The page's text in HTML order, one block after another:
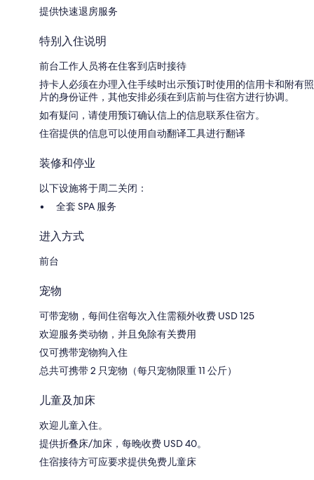
提供快速退房服务
特别入住说明
前台工作人员将在住客到店时接待
持卡人必须在办理入住手续时出示预订时使用的信用卡和附有照
片的身份证件，其他安排必须在到店前与住宿方进行协调。
如有疑问，请使用预订确认信上的信息联系住宿方。
住宿提供的信息可以使用自动翻译工具进行翻译
装修和停业
以下设施将于周二关闭：
全套 SPA 服务
进入方式
前台
宠物
可带宠物，每间住宿每次入住需额外收费 USD 125
欢迎服务类动物，并且免除有关费用
仅可携带宠物狗入住
总共可携带 2 只宠物（每只宠物限重 11 公斤）
儿童及加床
欢迎儿童入住。
提供折叠床/加床，每晚收费 USD 40。
住宿接待方可应要求提供免费儿童床